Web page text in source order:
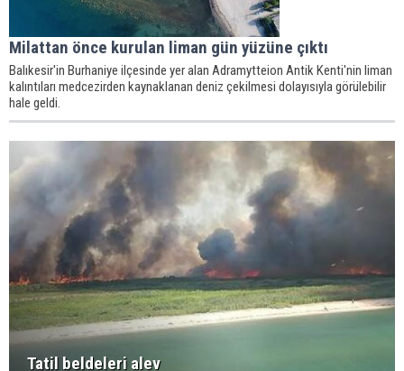
Milattan önce kurulan liman gün yüzüne çıktı
Balıkesir'in Burhaniye ilçesinde yer alan Adramytteion Antik Kenti'nin liman
kalıntıları medcezirden kaynaklanan deniz çekilmesi dolayısıyla görülebilir
hale geldi.
Tatil beldeleri alev